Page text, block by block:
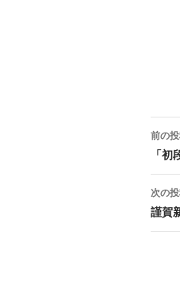
投
稿
ナ
ビ
前の
「
次の
謹賀